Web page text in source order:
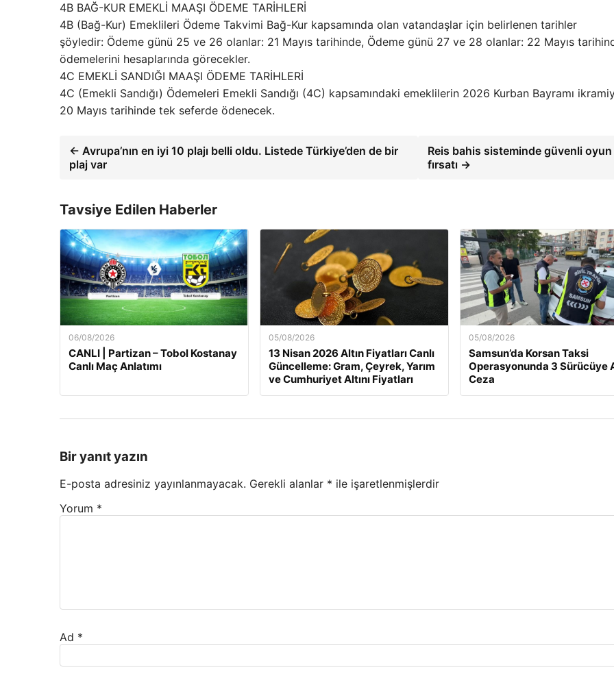
4B BAĞ-KUR EMEKLİ MAAŞI ÖDEME TARİHLERİ
4B (Bağ-Kur) Emeklileri Ödeme Takvimi Bağ-Kur kapsamında olan vatandaşlar için belirlenen tarihler
şöyledir: Ödeme günü 25 ve 26 olanlar: 21 Mayıs tarihinde, Ödeme günü 27 ve 28 olanlar: 22 Mayıs
ödemelerini hesaplarında görecekler.
4C EMEKLİ SANDIĞI MAAŞI ÖDEME TARİHLERİ
4C (Emekli Sandığı) Ödemeleri Emekli Sandığı (4C) kapsamındaki emeklilerin 2026 Kurban Bayramı
20 Mayıs tarihinde tek seferde ödenecek.
← Avrupa’nın en iyi 10 plajı belli oldu. Listede Türkiye’den de bir
plaj var
Reis bahis sisteminde güvenli oyun
fırsatı →
Tavsiye Edilen Haberler
06/08/2026
CANLI | Partizan – Tobol Kostanay
Canlı Maç Anlatımı
05/08/2026
13 Nisan 2026 Altın Fiyatları Canlı
Güncelleme: Gram, Çeyrek, Yarım
ve Cumhuriyet Altını Fiyatları
05/08/2026
Samsun’da Korsan Taksi
Operasyonunda 3 Sürücüye
Ceza
Bir yanıt yazın
E-posta adresiniz yayınlanmayacak. Gerekli alanlar * ile işaretlenmişlerdir
Yorum *
Ad *